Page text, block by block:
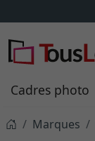
Cadres photo
Marques